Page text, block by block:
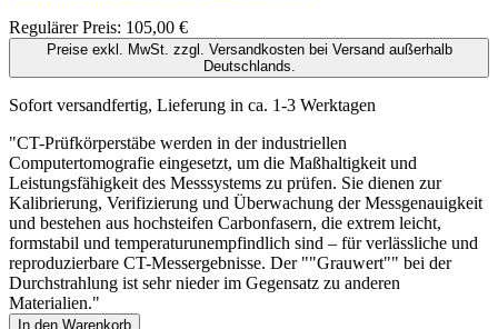
Regulärer Preis: 105,00 €
Preise exkl. MwSt. zzgl. Versandkosten bei Versand außerhalb
Deutschlands.
Sofort versandfertig, Lieferung in ca. 1-3 Werktagen
"CT-Prüfkörperstäbe werden in der industriellen
Computertomografie eingesetzt, um die Maßhaltigkeit und
Leistungsfähigkeit des Messsystems zu prüfen. Sie dienen zur
Kalibrierung, Verifizierung und Überwachung der Messgenauigkeit
und bestehen aus hochsteifen Carbonfasern, die extrem leicht,
formstabil und temperaturunempfindlich sind – für verlässliche und
reproduzierbare CT-Messergebnisse. Der ""Grauwert"" bei der
Durchstrahlung ist sehr nieder im Gegensatz zu anderen
Materialien."
In den Warenkorb